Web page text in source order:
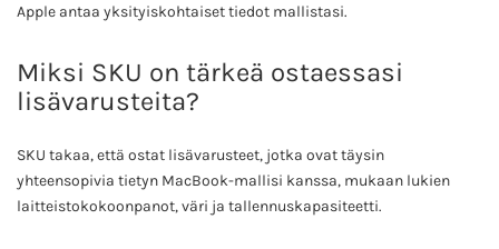
Apple antaa yksityiskohtaiset tiedot mallistasi.
Miksi SKU on tärkeä ostaessasi
lisävarusteita?
SKU takaa, että ostat lisävarusteet, jotka ovat täysin
yhteensopivia tietyn MacBook-mallisi kanssa, mukaan lukien
laitteistokokoonpanot, väri ja tallennuskapasiteetti.